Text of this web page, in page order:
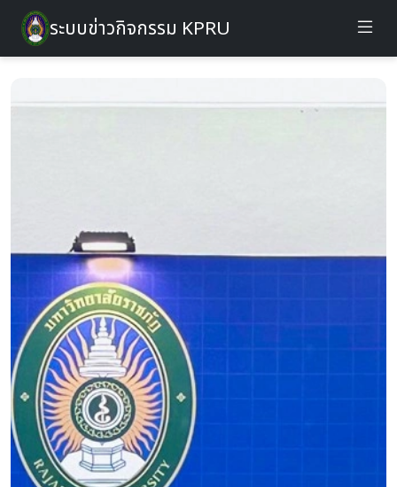
ระบบข่าวกิจกรรม KPRU